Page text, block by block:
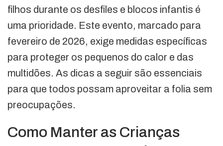
filhos durante os desfiles e blocos infantis é
uma prioridade. Este evento, marcado para
fevereiro de 2026, exige medidas específicas
para proteger os pequenos do calor e das
multidões. As dicas a seguir são essenciais
para que todos possam aproveitar a folia sem
preocupações.
Como Manter as Crianças